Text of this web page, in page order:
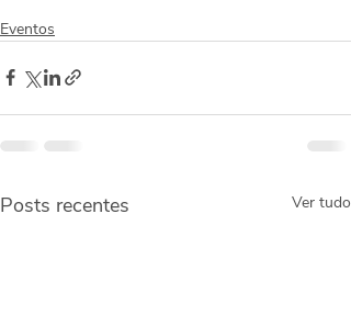
Eventos
Posts recentes Ver tudo